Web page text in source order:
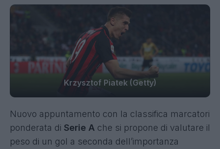
Krzysztof Piatek (Getty)
Nuovo appuntamento con la classifica marcatori
ponderata di Serie A che si propone di valutare il
peso di un gol a seconda dell’importanza